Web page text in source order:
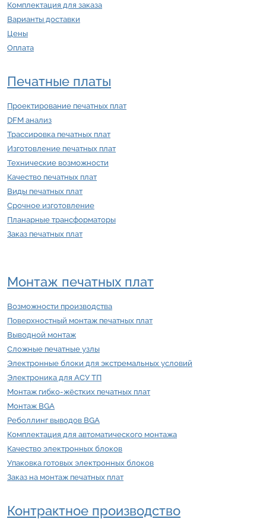
Комплектация для заказа
Варианты доставки
Цены
Оплата
Печатные платы
Проектирование печатных плат
DFM анализ
Трассировка печатных плат
Изготовление печатных плат
Технические возможности
Качество печатных плат
Виды печатных плат
Срочное изготовление
Планарные трансформаторы
Заказ печатных плат
Монтаж печатных плат
Возможности производства
Поверхностный монтаж печатных плат
Выводной монтаж
Сложные печатные узлы
Электронные блоки для экстремальных условий
Электроника для АСУ ТП
Монтаж гибко-жёстких печатных плат
Монтаж BGA
Реболлинг выводов BGA
Комплектация для автоматического монтажа
Качество электронных блоков
Упаковка готовых электронных блоков
Заказ на монтаж печатных плат
Контрактное производство